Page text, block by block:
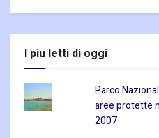
I piu letti di oggi
Parco
aree protette
2007